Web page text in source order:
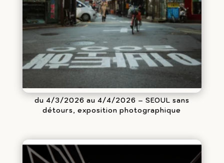
du 4/3/2026 au 4/4/2026 – SEOUL sans
détours, exposition photographique